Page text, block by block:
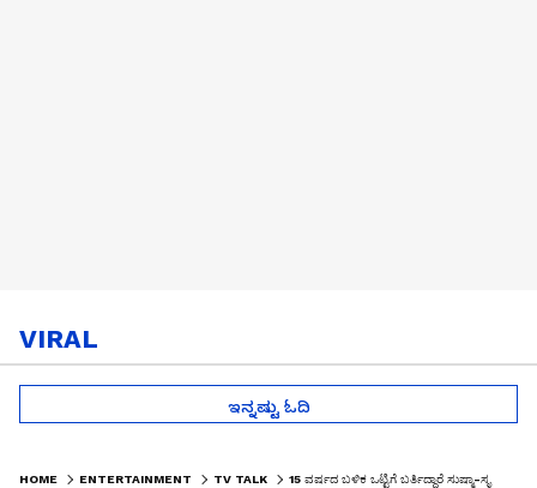
VIRAL
ಇನ್ನಷ್ಟು ಓದಿ
HOME ENTERTAINMENT TV TALK